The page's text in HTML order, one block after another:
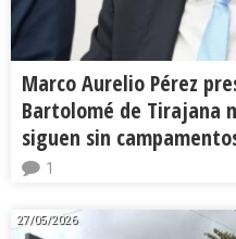
Marco Aurelio Pérez
Bartolomé de Tirajana
siguen sin
1
27/05/2026